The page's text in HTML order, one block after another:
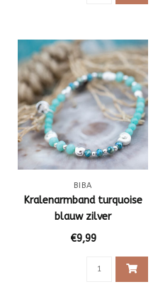
BIBA
Kralenarmband turquoise
blauw zilver
€9,99